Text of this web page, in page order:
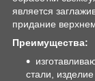
является
придание
Преимущества:
стали,